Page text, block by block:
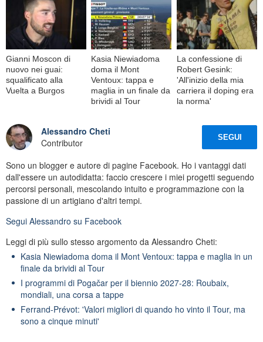
Gianni Moscon di
nuovo nei guai:
squalificato alla
Vuelta a Burgos
Kasia Niewiadoma
doma il Mont
Ventoux: tappa e
maglia in un finale da
brividi al Tour
La confessione di
Robert Gesink:
'All'inizio della mia
carriera il doping era
la norma'
Alessandro Cheti
Contributor
SEGUI
Sono un blogger e autore di pagine Facebook. Ho i vantaggi dati
dall'essere un autodidatta: faccio crescere i miei progetti seguendo
percorsi personali, mescolando intuito e programmazione con la
passione di un artigiano d'altri tempi.
Segui Alessandro su Facebook
Leggi di più sullo stesso argomento da Alessandro Cheti:
Kasia Niewiadoma doma il Mont Ventoux: tappa e maglia in un
finale da brividi al Tour
I programmi di Pogačar per il biennio 2027-28: Roubaix,
mondiali, una corsa a tappe
Ferrand-Prévot: 'Valori migliori di quando ho vinto il Tour, ma
sono a cinque minuti'